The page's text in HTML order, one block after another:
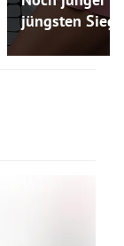
jüngsten